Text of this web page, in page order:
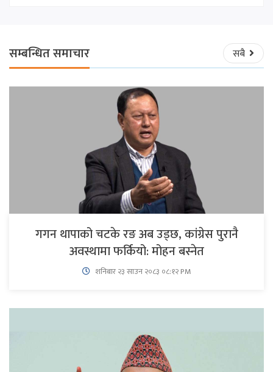
सम्बन्धित समाचार सबै
गगन थापाको चटके रङ अब उड्छ, कांग्रेस पुरानै
अवस्थामा फर्कियो: मोहन बस्नेत
शनिबार २३ साउन २०८३ ०८:१२ PM